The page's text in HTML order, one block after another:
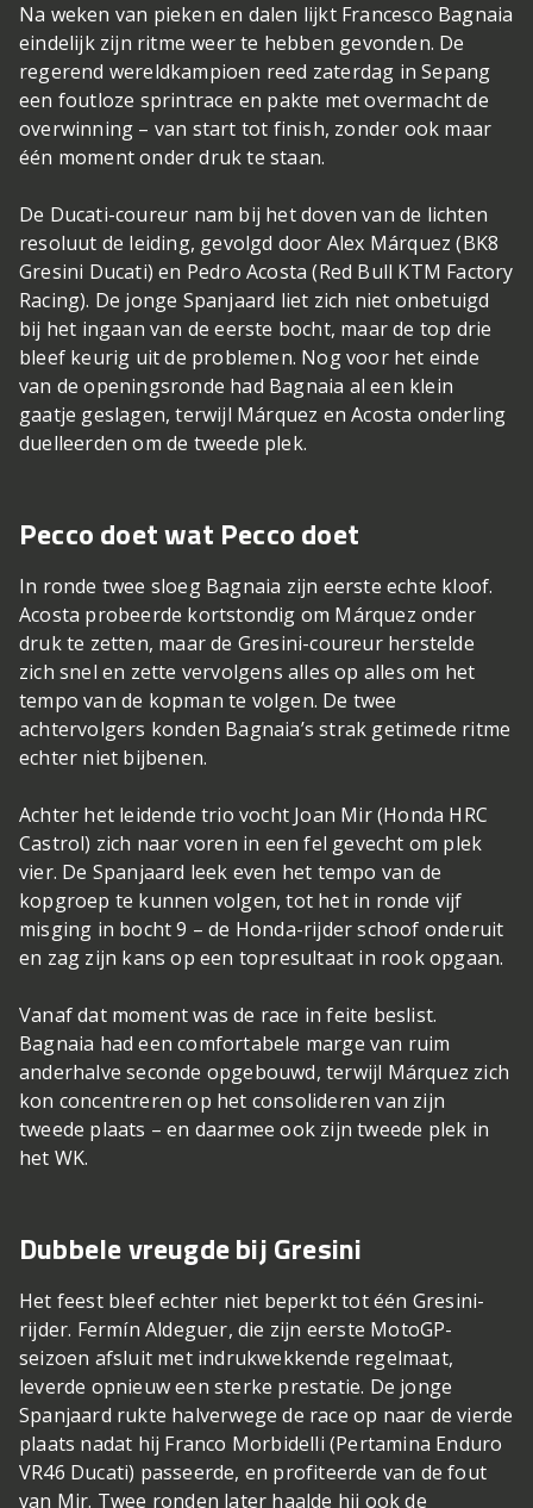
Na weken van pieken en dalen lijkt Francesco Bagnaia
eindelijk zijn ritme weer te hebben gevonden. De
regerend wereldkampioen reed zaterdag in Sepang
een foutloze sprintrace en pakte met overmacht de
overwinning – van start tot finish, zonder ook maar
één moment onder druk te staan.
De Ducati-coureur nam bij het doven van de lichten
resoluut de leiding, gevolgd door Alex Márquez (BK8
Gresini Ducati) en Pedro Acosta (Red Bull KTM Factory
Racing). De jonge Spanjaard liet zich niet onbetuigd
bij het ingaan van de eerste bocht, maar de top drie
bleef keurig uit de problemen. Nog voor het einde
van de openingsronde had Bagnaia al een klein
gaatje geslagen, terwijl Márquez en Acosta onderling
duelleerden om de tweede plek.
Pecco doet wat Pecco doet
In ronde twee sloeg Bagnaia zijn eerste echte kloof.
Acosta probeerde kortstondig om Márquez onder
druk te zetten, maar de Gresini-coureur herstelde
zich snel en zette vervolgens alles op alles om het
tempo van de kopman te volgen. De twee
achtervolgers konden Bagnaia’s strak getimede ritme
echter niet bijbenen.
Achter het leidende trio vocht Joan Mir (Honda HRC
Castrol) zich naar voren in een fel gevecht om plek
vier. De Spanjaard leek even het tempo van de
kopgroep te kunnen volgen, tot het in ronde vijf
misging in bocht 9 – de Honda-rijder schoof onderuit
en zag zijn kans op een topresultaat in rook opgaan.
Vanaf dat moment was de race in feite beslist.
Bagnaia had een comfortabele marge van ruim
anderhalve seconde opgebouwd, terwijl Márquez zich
kon concentreren op het consolideren van zijn
tweede plaats – en daarmee ook zijn tweede plek in
het WK.
Dubbele vreugde bij Gresini
Het feest bleef echter niet beperkt tot één Gresini-
rijder. Fermín Aldeguer, die zijn eerste MotoGP-
seizoen afsluit met indrukwekkende regelmaat,
leverde opnieuw een sterke prestatie. De jonge
Spanjaard rukte halverwege de race op naar de vierde
plaats nadat hij Franco Morbidelli (Pertamina Enduro
VR46 Ducati) passeerde, en profiteerde van de fout
van Mir. Twee ronden later haalde hij ook de